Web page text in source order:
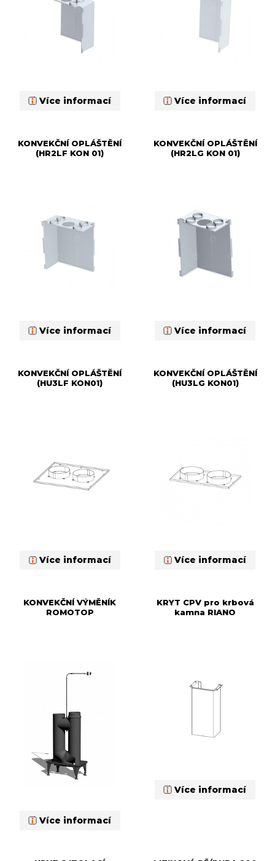
Více informací Více informací
KONVEKČNÍ OPLÁŠTĚNÍ
(HR2LF KON 01)
Více informací
KONVEKČNÍ OPLÁŠTĚNÍ
(HR2LG KON 01)
Více informací
KONVEKČNÍ OPLÁŠTĚNÍ
(HU3LF KON01)
Více informací
KONVEKČNÍ OPLÁŠTĚNÍ
(HU3LG KON01)
Více informací
KONVEKČNÍ VÝMĚNÍK
ROMOTOP
Více informací
KRYT CPV pro krbová
kamna RIANO
Více informací